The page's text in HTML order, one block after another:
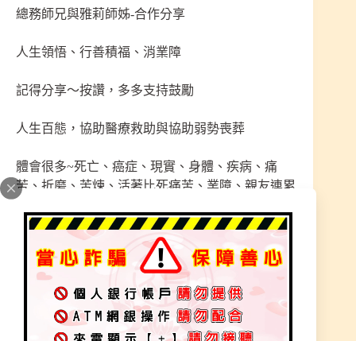
總務師兄與雅莉師姊-合作分享
人生領悟、行善積福、消業障
記得分享～按讚，多多支持鼓勵
人生百態，協助醫療救助與協助弱勢喪葬
體會很多~死亡、癌症、現實、身體、疾病、痛
苦、折磨、苦煉、活著比死痛苦、業障、親友連累
人生百態，訪談弱勢家庭
領悟人生因果循環，有因必有果
人道、修為、行為舉止、孤獨、寂寞、無可選擇、
無奈、封閉、自爆自棄